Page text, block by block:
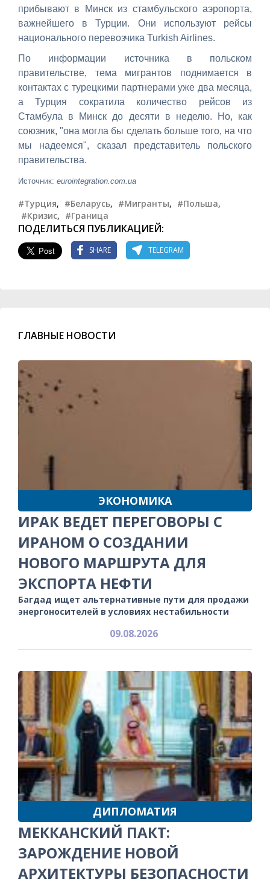
прибывают в Минск из стамбульского аэропорта,
важнейшего в Турции. Они используют рейсы
национального перевозчика Turkish Airlines.
По информации источника в польском
правительстве, тема мигрантов поднимается в
контактах с турецкими партнерами уже два месяца,
а Турция сократила количество рейсов из
Стамбула в Минск до десяти в неделю. Но, как
союзник, "она могла бы сделать больше того, на что
мы надеемся", сказал представитель польского
правительства.
Источник: eurointegration.com.ua
#Турция, #Беларусь, #Мигранты, #Польша,
#Кризис, #Граница
ПОДЕЛИТЬСЯ ПУБЛИКАЦИЕЙ:
SHARE TELEGRAM
ГЛАВНЫЕ НОВОСТИ
ЭКОНОМИКА
ИРАК ВЕДЕТ ПЕРЕГОВОРЫ С
ИРАНОМ О СОЗДАНИИ
НОВОГО МАРШРУТА ДЛЯ
ЭКСПОРТА НЕФТИ
Багдад ищет альтернативные пути для продажи
энергоносителей в условиях нестабильности
09.08.2026
ДИПЛОМАТИЯ
МЕККАНСКИЙ ПАКТ:
ЗАРОЖДЕНИЕ НОВОЙ
АРХИТЕКТУРЫ БЕЗОПАСНОСТИ